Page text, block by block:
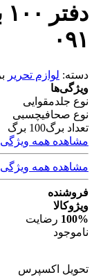
۰۹۱
دسته: لوازم تحریر
ویژگی‌ها
نوع جلدمقوایی
نوع صحافیچسبی
تعداد برگ100 برگ
مشاهده همه
مشاهده همه
فروشنده
ویژوکالا
100% رضایت
ناموجود
تحویل اکسپرس